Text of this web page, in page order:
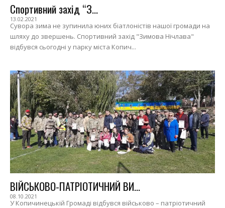
Спортивний захід “З...
13.02.2021
Сувора зима не зупинила юних біатлоністів нашої громади на
шляху до звершень. Спортивний захід "Зимова Нічлава"
відбувся сьогодні у парку міста Копич...
ВІЙСЬКОВО-ПАТРІОТИЧНИЙ ВИ...
08.10.2021
У Копичинецькій Громаді відбувся військово – патріотичний